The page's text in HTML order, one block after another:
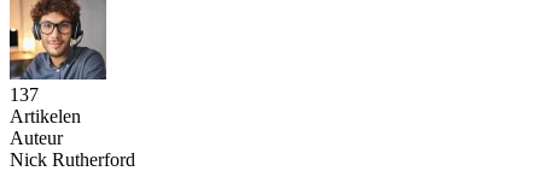
137
Artikelen
Auteur
Nick Rutherford